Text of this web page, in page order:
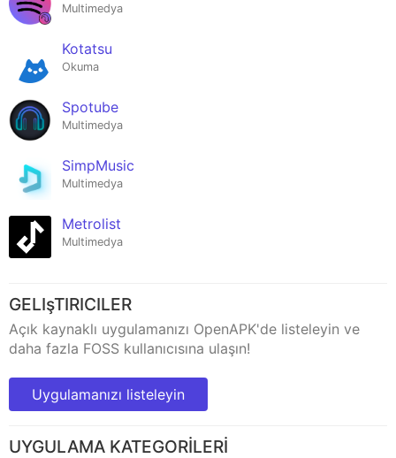
Multimedya
Kotatsu
Okuma
Spotube
Multimedya
SimpMusic
Multimedya
Metrolist
Multimedya
GELIşTIRICILER
Açık kaynaklı uygulamanızı OpenAPK'de listeleyin ve
daha fazla FOSS kullanıcısına ulaşın!
Uygulamanızı listeleyin
UYGULAMA KATEGORİLERİ